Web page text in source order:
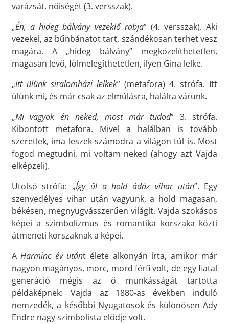
varázsát, nőiségét (3. versszak).
„Én, a hideg bálvány vezeklő rabja” (4. versszak). Aki
vezekel, az bűnbánatot tart, szándékosan terhet vesz
magára. A „hideg bálvány” megközelíthetetlen,
magasan levő, fölmelegíthetetlen, ilyen Gina lelke.
„Itt ülünk siralomházi lelkek” (metafora) 4. strófa. Itt
ülünk mi, és már csak az elmúlásra, halálra várunk.
„Mi vagyok én neked, most már tudod” 3. strófa.
Kibontott metafora. Mivel a halálban is tovább
szeretlek, ima leszek számodra a világon túl is. Most
fogod megtudni, mi voltam neked (ahogy azt Vajda
elképzeli).
Utolsó strófa: „Így űl a hold ádáz vihar után”. Egy
szenvedélyes vihar után vagyunk, a hold magasan,
békésen, megnyugvásszerűen világít. Vajda szokásos
képei a szimbolizmus és romantika korszaka közti
átmeneti korszaknak a képei.
AHarminc év utánt élete alkonyán írta, amikor már
nagyon magányos, morc, mord férfi volt, de egy fiatal
generáció mégis az ő munkásságát tartotta
példaképnek: Vajda az 1880-as években induló
nemzedék, a későbbi Nyugatosok és különösen Ady
Endre nagy szimbolista elődje volt.